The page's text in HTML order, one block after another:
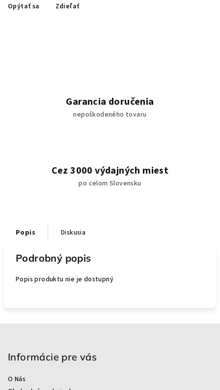
Opýtať sa Zdieľať
Garancia doručenia
nepoškodeného tovaru
Cez 3000 výdajných miest
po celom Slovensku
Popis Diskusia
Podrobný popis
Popis produktu nie je dostupný
Informácie pre vás
O Nás